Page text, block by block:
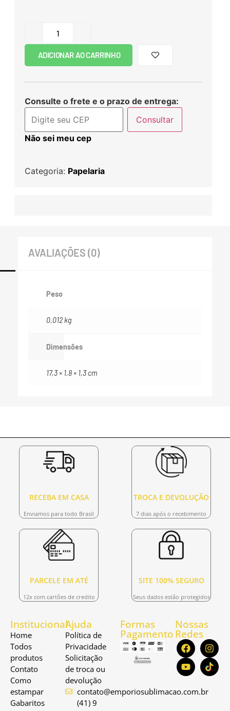
ADICIONAR AO CARRINHO
Consulte o frete e o prazo de entrega:
Consultar
Não sei meu cep
Categoria: Papelaria
AVALIAÇÕES (0)
Peso
0,012 kg
Dimensões
17,3 × 1,8 × 1,3 cm
RECEBA EM CASA
Enviamos para todo Brasil
TROCA E DEVOLUÇÃO
7 dias após o recebimento
PARCELE EM ATÉ
12x com cartões de credito
SITE 100% SEGURO
Seus dados estão protegidos
Institucional
Home
Todos
produtos
Contato
Como
estampar
Gabaritos
Ajuda
Política de
Privacidade
Solicitação
de troca ou
devolução
contato@emporiosublimacao.com.br
(41) 9
Formas
Pagamento
Nossas
Redes